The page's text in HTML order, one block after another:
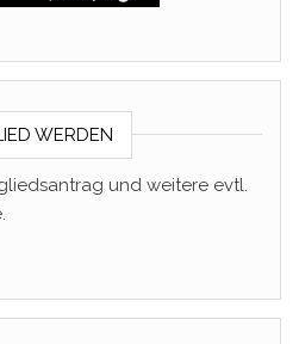
WERDEN
und weitere evtl.